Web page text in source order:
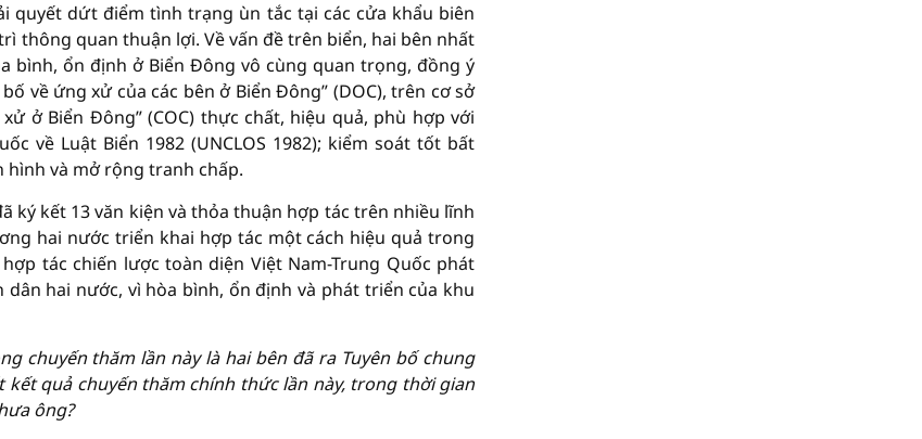
quyết dứt điểm tình trạng ùn tắc tại các cửa khẩu biên
thông quan thuận lợi. Về vấn đề trên biển, hai bên nhất
ổn định ở Biển Đông vô cùng quan trọng, đồng ý
về ứng xử của các bên ở Biển Đông” (DOC), trên cơ sở
ở Biển Đông” (COC) thực chất, hiệu quả, phù hợp với
về Luật Biển 1982 (UNCLOS 1982); kiểm soát tốt bất
và mở rộng tranh chấp.
ký kết 13 văn kiện và thỏa thuận hợp tác trên nhiều lĩnh
hai nước triển khai hợp tác một cách hiệu quả trong
tác chiến lược toàn diện Việt Nam-Trung Quốc phát
hai nước, vì hòa bình, ổn định và phát triển của khu
chuyến thăm lần này là hai bên đã ra Tuyên bố chung
quả chuyến thăm chính thức lần này, trong thời gian
ông?